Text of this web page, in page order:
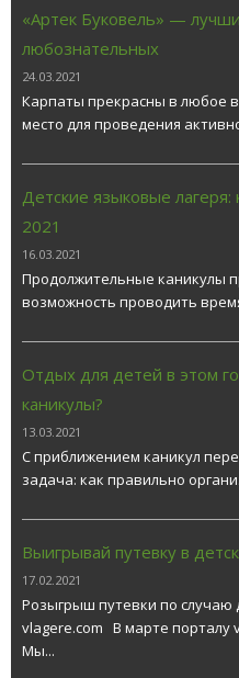
«Артек Буковель» —
любознательных
24.03.2021
Карпаты прекрасны в любое
место для проведения
Детские языковые
2021
16.03.2021
Продолжительные каникулы
возможность проводить
Отдых для детей в этом
каникулы?
13.03.2021
С приближением каникул
задача: как правильно
Выигрывай путевку в
17.02.2021
Розыгрыш путевки по случаю
vlagere.com В марте порталу
Мы...